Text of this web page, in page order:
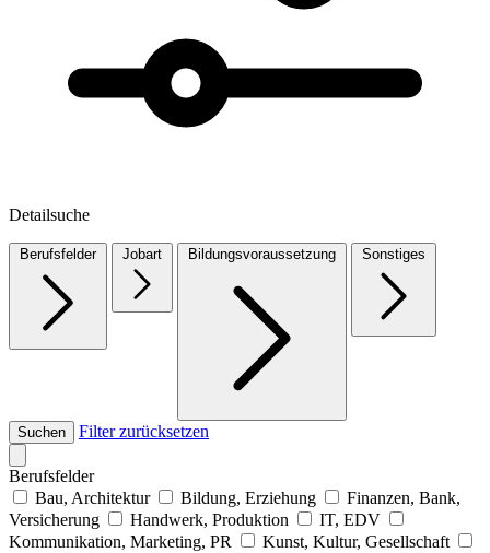
Detailsuche
Berufsfelder Jobart Bildungsvoraussetzung Sonstiges
Suchen Filter zurücksetzen
Berufsfelder
Bau, Architektur
Bildung, Erziehung
Finanzen, Bank,
Versicherung
Handwerk, Produktion
IT, EDV
Kommunikation, Marketing, PR
Kunst, Kultur, Gesellschaft